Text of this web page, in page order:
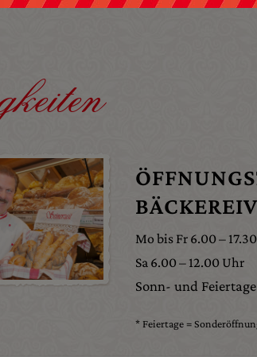
Mo bis Fr 6.00 –
Sa 6.00 – 12.00 Uhr
Sonn- und
* Feiertage =